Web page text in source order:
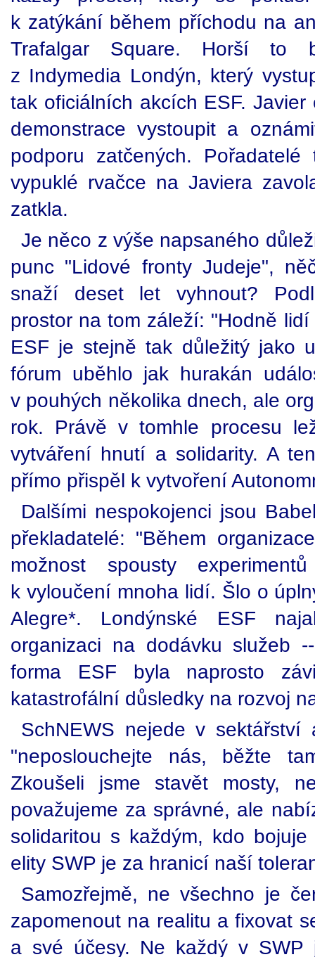
k zatýkání během příchodu na
Trafalgar Square. Horší to
z Indymedia Londýn, který
tak oficiálních akcích ESF.
demonstrace vystoupit a
podporu zatčených.
vypuklé rvačce na Javiera
zatkla.
Je něco z výše napsaného
punc "Lidové fronty Judeje",
snaží deset let vyhnout?
prostor na tom záleží: "Hodně
ESF je stejně tak důležitý jako
fórum uběhlo jak hurakán
v pouhých několika dnech, ale
rok. Právě v tomhle procesu
vytváření hnutí a solidarity. A
přímo přispěl k vytvoření
Dalšími nespokojenci jsou
překladatelé: "Během
možnost spousty
k vyloučení mnoha lidí. Šlo o
Alegre*. Londýnské ESF
organizaci na dodávku služeb
forma ESF byla naprosto
katastrofální důsledky na rozvoj
SchNEWS nejede v
"neposlouchejte nás, běžte
Zkoušeli jsme stavět mosty,
považujeme za správné, ale
solidaritou s každým, kdo
elity SWP je za hranicí naší
Samozřejmě, ne všechno je
zapomenout na realitu a fixovat
a své účesy. Ne každý v SWP